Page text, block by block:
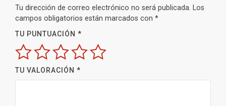
Tu dirección de correo electrónico no será publicada. Los
campos obligatorios están marcados con *
TU PUNTUACIÓN *
TU VALORACIÓN *